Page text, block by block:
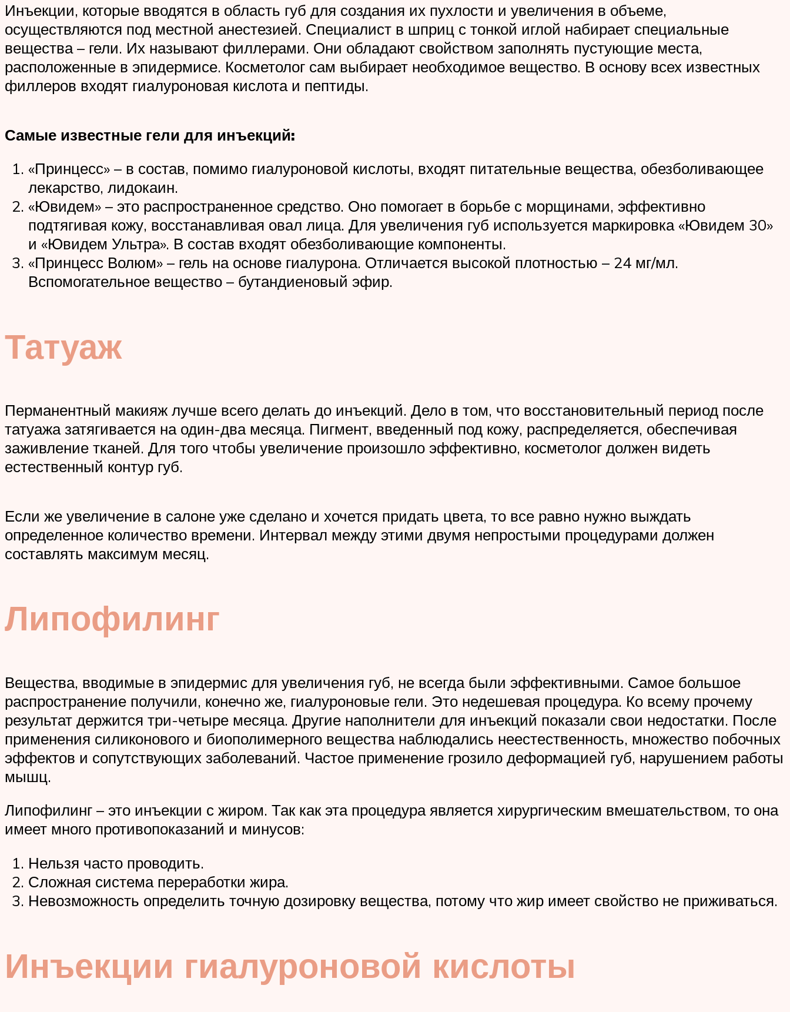
Инъекции, которые вводятся в область губ для создания их пухлости и увеличения в объеме,
осуществляются под местной анестезией. Специалист в шприц с тонкой иглой набирает специальные
вещества – гели. Их называют филлерами. Они обладают свойством заполнять пустующие места,
расположенные в эпидермисе. Косметолог сам выбирает необходимое вещество. В основу всех известных
филлеров входят гиалуроновая кислота и пептиды.
Самые известные гели для инъекций:
«Принцесс» – в состав, помимо гиалуроновой кислоты, входят питательные вещества, обезболивающее
лекарство, лидокаин.
«Ювидем» – это распространенное средство. Оно помогает в борьбе с морщинами, эффективно
подтягивая кожу, восстанавливая овал лица. Для увеличения губ используется маркировка «Ювидем 30»
и «Ювидем Ультра». В состав входят обезболивающие компоненты.
«Принцесс Волюм» – гель на основе гиалурона. Отличается высокой плотностью – 24 мг/мл.
Вспомогательное вещество – бутандиеновый эфир.
Татуаж
Перманентный макияж лучше всего делать до инъекций. Дело в том, что восстановительный период после
татуажа затягивается на один-два месяца. Пигмент, введенный под кожу, распределяется, обеспечивая
заживление тканей. Для того чтобы увеличение произошло эффективно, косметолог должен видеть
естественный контур губ.
Если же увеличение в салоне уже сделано и хочется придать цвета, то все равно нужно выждать
определенное количество времени. Интервал между этими двумя непростыми процедурами должен
составлять максимум месяц.
Липофилинг
Вещества, вводимые в эпидермис для увеличения губ, не всегда были эффективными. Самое большое
распространение получили, конечно же, гиалуроновые гели. Это недешевая процедура. Ко всему прочему
результат держится три-четыре месяца. Другие наполнители для инъекций показали свои недостатки. После
применения силиконового и биополимерного вещества наблюдались неестественность, множество побочных
эффектов и сопутствующих заболеваний. Частое применение грозило деформацией губ, нарушением работы
мышц.
Липофилинг – это инъекции с жиром. Так как эта процедура является хирургическим вмешательством, то она
имеет много противопоказаний и минусов:
Нельзя часто проводить.
Сложная система переработки жира.
Невозможность определить точную дозировку вещества, потому что жир имеет свойство не приживаться.
Инъекции гиалуроновой кислоты